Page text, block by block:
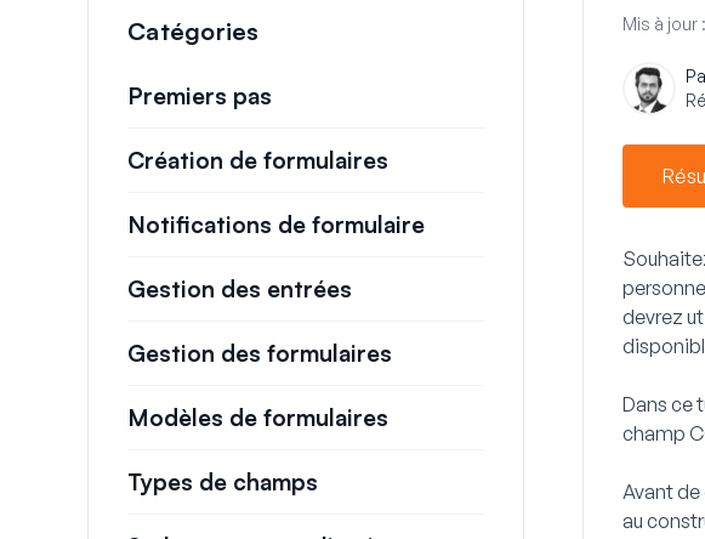
Mis à jour :
devrez
Dans ce
champ
Avant
au
Catégories
Premiers pas
Création de formulaires
Notifications de formulaire
Gestion des entrées
Gestion des formulaires
Modèles de formulaires
Types de champs